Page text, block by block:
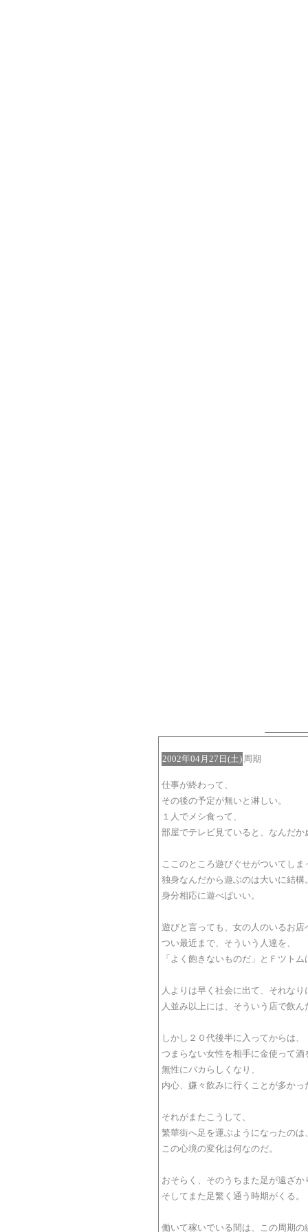
2002年04月27日(土) 周期
仕事が終わって、
その後の予定が無いと淋しい。
１人でメシ食って、
部屋でテレビ見ていると、なんだか
ここのところ遊びぐせがついてしま
独身なんだから遊ぶのは大いに結構
身分相応に遊べばいい。
遊びと言っても、女の人のいるお
つい最近まで、そういう人達を、
「よく飽きないものだ」とＦツト
人よりは早く社会に出て、それな
人並み以上には、そういう店で飲
しかし２０代後半に入ってからは、
つまらない女性を相手に金使って酒
無性にバカらしくなり、
内心、嫌々飲みに行くことが多かっ
それがまたこうして、
繁華街へ足を運ぶようになったの
この心境の変化は何なのだ。
おそらく、そのうちまた足が遠ざか
そしてまた足繁く通う時期がくる。
働いて稼いでいる間は、この周期